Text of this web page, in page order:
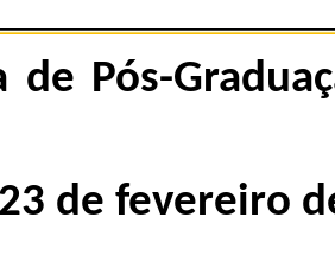
de Pós-
de fevereiro